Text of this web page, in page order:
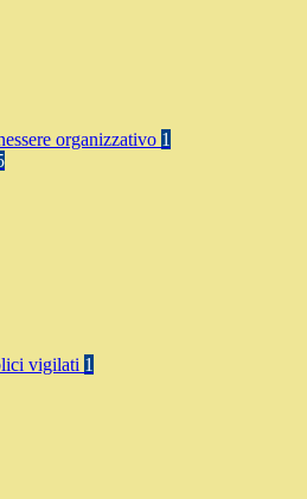
organizzativo 1
vigilati 1